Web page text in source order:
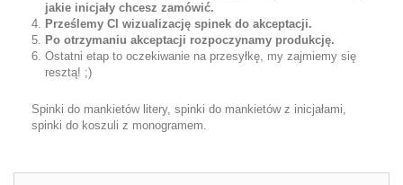
jakie inicjały chcesz zamówić.
Prześlemy CI wizualizację spinek do akceptacji.
Po otrzymaniu akceptacji rozpoczynamy produkcję.
Ostatni etap to oczekiwanie na przesyłkę, my zajmiemy się
resztą! ;)
Spinki do mankietów litery, spinki do mankietów z inicjałami,
spinki do koszuli z monogramem.